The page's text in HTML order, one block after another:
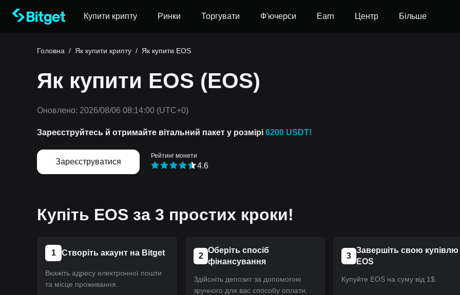
Купити крипту Ринки Торгувати Ф'ючерси Earn Центр Більше
Головна / Як купити крипту / Як купити EOS
Як купити EOS (EOS)
Оновлено: 2026/08/06 08:14:00 (UTC+0)
Зареєструйтесь й отримайте вітальний пакет у розмірі 6200 USDT!
Зареєструватися
Рейтинг монети
4.6
Купіть EOS за 3 простих кроки!
1 Створіть акаунт на Bitget
Вкажіть адресу електронної пошти
та місце проживання.
2
Оберіть спосіб
фінансування
Здійсніть депозит за допомогою
зручного для вас способу оплати.
3
Завершіть свою купівлю
EOS
Купуйте EOS на суму від 1$.